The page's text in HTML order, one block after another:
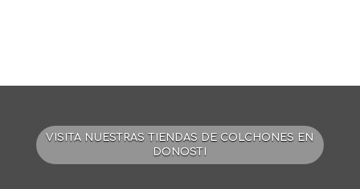
VISITA NUESTRAS TIENDAS DE COLCHONES EN
DONOSTI